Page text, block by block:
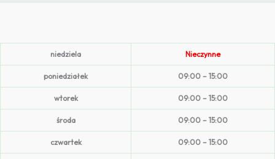
niedziela Nieczynne
poniedziałek 09:00 – 15:00
wtorek 09:00 – 15:00
środa 09:00 – 15:00
czwartek 09:00 – 15:00